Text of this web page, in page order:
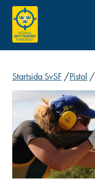
Startsida SvSF /Pistol /